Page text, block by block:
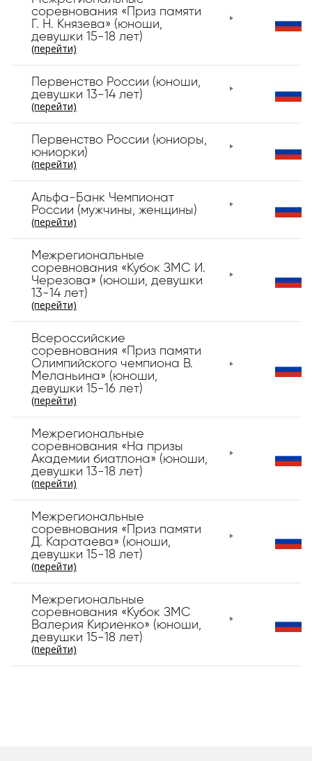
соревнования «Приз памяти
Г. Н. Князева» (юноши,
девушки 15-18 лет)
(перейти)
Первенство России (юноши,
девушки 13-14 лет)
(перейти)
Первенство России (юниоры,
юниорки)
(перейти)
Альфа-Банк Чемпионат
России (мужчины, женщины)
(перейти)
Межрегиональные
соревнования «Кубок ЗМС И.
Черезова» (юноши, девушки
13-14 лет)
(перейти)
Всероссийские
соревнования «Приз памяти
Олимпийского чемпиона В.
Меланьина» (юноши,
девушки 15-16 лет)
(перейти)
Межрегиональные
соревнования «На призы
Академии биатлона» (юноши,
девушки 13-18 лет)
(перейти)
Межрегиональные
соревнования «Приз памяти
Д. Каратаева» (юноши,
девушки 15-18 лет)
(перейти)
Межрегиональные
соревнования «Кубок ЗМС
Валерия Кириенко» (юноши,
девушки 15-18 лет)
(перейти)